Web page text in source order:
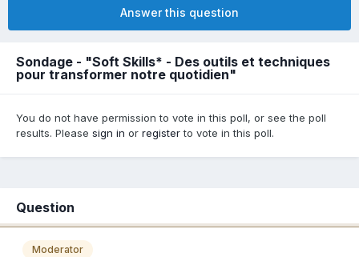
Answer this question
Sondage - "Soft Skills* - Des outils et techniques
pour transformer notre quotidien"
You do not have permission to vote in this poll, or see the poll
results. Please sign in or registerto vote in this poll.
Question
Moderator